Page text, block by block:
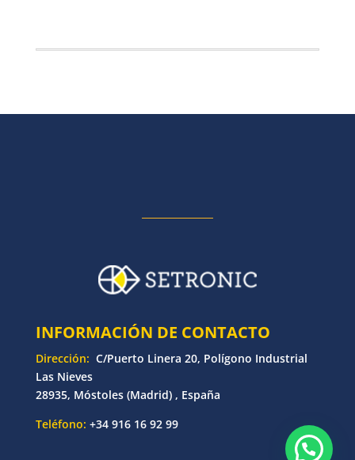
INFORMACIÓN DE CONTACTO
Dirección: C/Puerto Linera 20, Polígono Industrial
Las Nieves
28935, Móstoles (Madrid) , España
Teléfono: +34 916 16 92 99